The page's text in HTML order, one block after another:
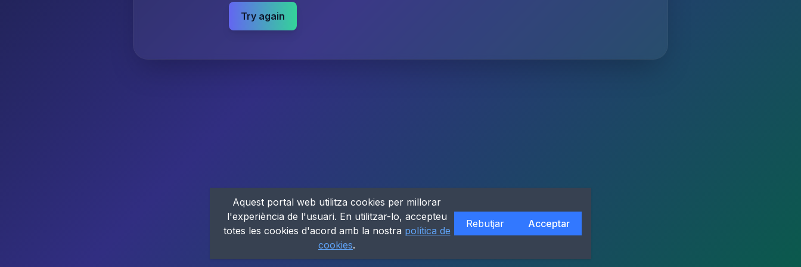
Try again
Aquest portal web utilitza cookies per millorar
l'experiència de l'usuari. En utilitzar-lo, accepteu
totes les cookies d'acord amb la nostra política de
cookies.
Rebutjar Acceptar